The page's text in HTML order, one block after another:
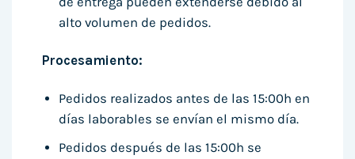
alto volumen de pedidos.
Procesamiento:
Pedidos realizados antes de las 15:00h en
días laborables se envían el mismo día.
Pedidos después de las 15:00h se